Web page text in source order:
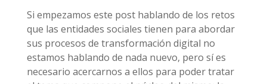
Si empezamos este post hablando de los retos
que las entidades sociales tienen para abordar
sus procesos de transformación digital no
estamos hablando de nada nuevo, pero sí es
necesario acercarnos a ellos para poder tratar